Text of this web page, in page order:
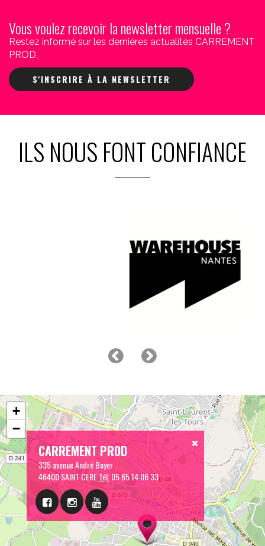
Vous voulez recevoir la newsletter mensuelle ?
Restez informé sur les dernières actualités CARREMENT
PROD.
S'INSCRIRE À LA NEWSLETTER
ILS NOUS FONT CONFIANCE
CARREMENT PROD
335 avenue André Boyer
46400 SAINT CERETél:05 65 14 06 33
+
−